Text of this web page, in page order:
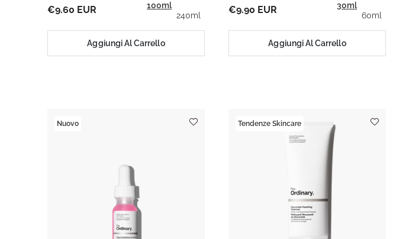
100ml
240ml
€9.60 EUR
Aggiungi Al Carrello
30ml
60ml
€9.90 EUR
Aggiungi Al Carrello
Nuovo Tendenze Skincare